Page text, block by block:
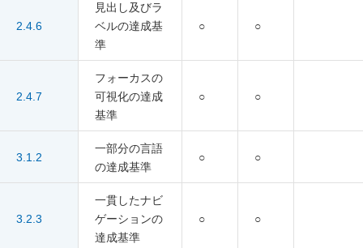
2.4.6
見出し及びラ
ベルの達成基
準
○ ○
2.4.7
フォーカスの
可視化の達成
基準
○ ○
3.1.2
一部分の言語
の達成基準
○ ○
3.2.3
一貫したナビ
ゲーションの
達成基準
○ ○